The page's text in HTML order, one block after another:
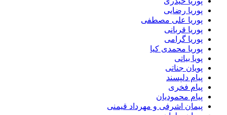
پوریا رضایی
پوریا علی مصطفی
پوریا قربانی
پوریا گرامی
پوریا محمدی کیا
پویا بیاتی
پویان جناتی
پیام دلپسند
پیام فخری
پیام محمودیان
پیمان اشرفی و مهرداد قیمنی